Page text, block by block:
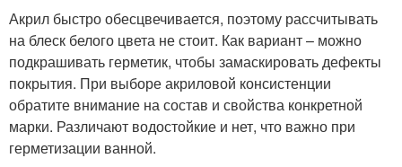
Акрил быстро обесцвечивается, поэтому рассчитывать
на блеск белого цвета не стоит. Как вариант – можно
подкрашивать герметик, чтобы замаскировать дефекты
покрытия. При выборе акриловой консистенции
обратите внимание на состав и свойства конкретной
марки. Различают водостойкие и нет, что важно при
герметизации ванной.